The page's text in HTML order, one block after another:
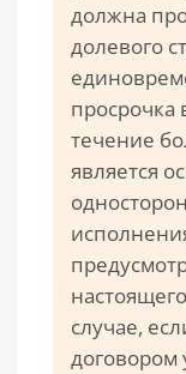
должна
долевого
просрочка
течение
является
случае,
договором